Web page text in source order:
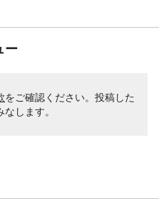
ー
をご確認ください。投稿した
します。